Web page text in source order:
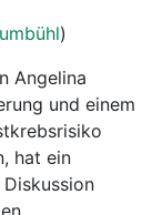
)
Angelina
und einem
hat ein